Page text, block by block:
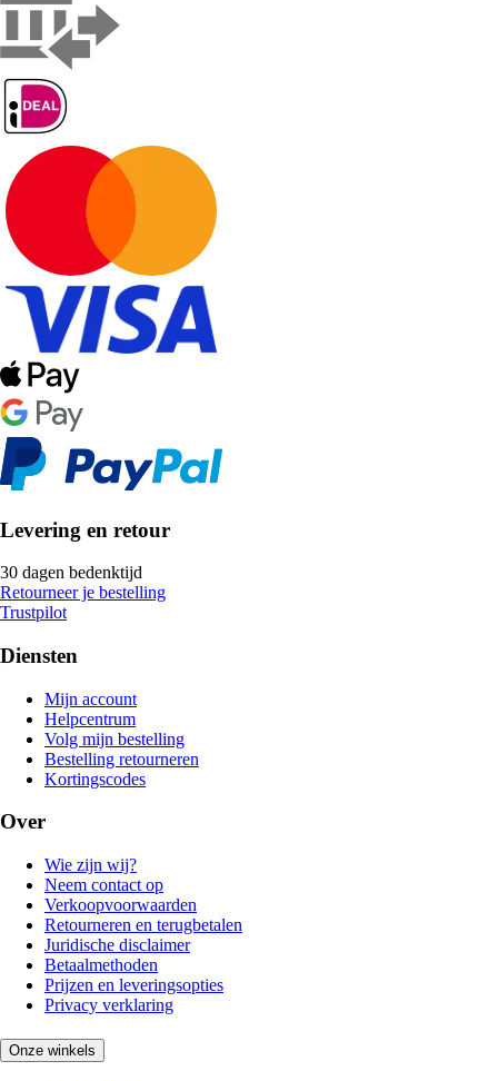
Levering en retour
30 dagen bedenktijd
Retourneer je bestelling
Trustpilot
Diensten
Mijn account
Helpcentrum
Volg mijn bestelling
Bestelling retourneren
Kortingscodes
Over
Wie zijn wij?
Neem contact op
Verkoopvoorwaarden
Retourneren en terugbetalen
Juridische disclaimer
Betaalmethoden
Prijzen en leveringsopties
Privacy verklaring
Onze winkels